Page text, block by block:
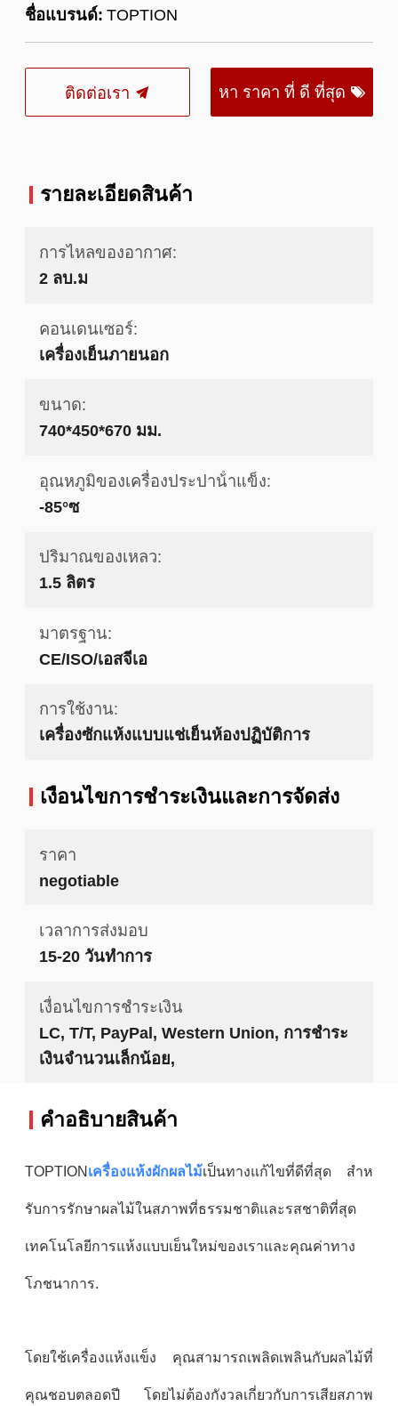
ชื่อแบรนด์: TOPTION
ติดต่อเรา หา ราคา ที่ ดี ที่สุด
รายละเอียดสินค้า
การไหลของอากาศ:
2 ลบ.ม
คอนเดนเซอร์:
เครื่องเย็นภายนอก
ขนาด:
740*450*670 มม.
อุณหภูมิของเครื่องประปาน้ําแข็ง:
-85°ซ
ปริมาณของเหลว:
1.5 ลิตร
มาตรฐาน:
CE/ISO/เอสจีเอ
การใช้งาน:
เครื่องซักแห้งแบบแช่เย็นห้องปฏิบัติการ
เงื่อนไขการชําระเงินและการจัดส่ง
ราคา
negotiable
เวลาการส่งมอบ
15-20 วันทำการ
เงื่อนไขการชำระเงิน
LC, T/T, PayPal, Western Union, การชำระ
เงินจำนวนเล็กน้อย,
คําอธิบายสินค้า
TOPTION เครื่องแห้งผักผลไม้เป็นทางแก้ไขที่ดีที่สุด สําห
รับการรักษาผลไม้ในสภาพที่ธรรมชาติและรสชาติที่สุด
เทคโนโลยีการแห้งแบบเย็นใหม่ของเราและคุณค่าทาง
โภชนาการ.
โดยใช้เครื่องแห้งแข็ง คุณสามารถเพลิดเพลินกับผลไม้ที่
คุณชอบตลอดปี โดยไม่ต้องกังวลเกี่ยวกับการเสียสภาพ